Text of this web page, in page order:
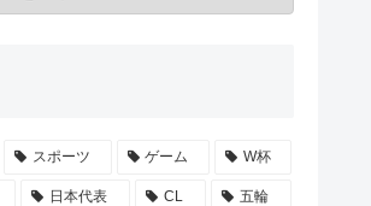
スポーツ ゲーム W杯
日本代表 CL 五輪